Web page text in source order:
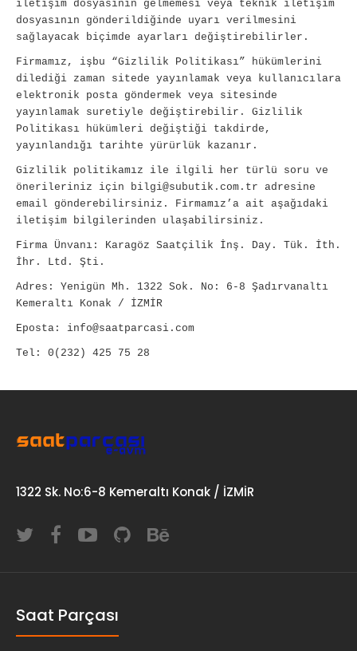
iletişim dosyasının gelmemesi veya teknik iletişim
dosyasının gönderildiğinde uyarı verilmesini
sağlayacak biçimde ayarları değiştirebilirler.
Firmamız, işbu “Gizlilik Politikası” hükümlerini
dilediği zaman sitede yayınlamak veya kullanıcılara
elektronik posta göndermek veya sitesinde
yayınlamak suretiyle değiştirebilir. Gizlilik
Politikası hükümleri değiştiği takdirde,
yayınlandığı tarihte yürürlük kazanır.
Gizlilik politikamız ile ilgili her türlü soru ve
önerileriniz için bilgi@subutik.com.tr adresine
email gönderebilirsiniz. Firmamız’a ait aşağıdaki
iletişim bilgilerinden ulaşabilirsiniz.
Firma Ünvanı: Karagöz Saatçilik İnş. Day. Tük. İth.
İhr. Ltd. Şti.
Adres: Yenigün Mh. 1322 Sok. No: 6-8 Şadırvanaltı
Kemeraltı Konak / İZMİR
Eposta: info@saatparcasi.com
Tel: 0(232) 425 75 28
1322 Sk. No:6-8 Kemeraltı Konak / İZMİR
Saat Parçası